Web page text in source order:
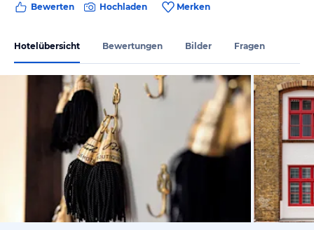
Bewerten Hochladen Merken
Hotelübersicht Bewertungen Bilder Fragen
von